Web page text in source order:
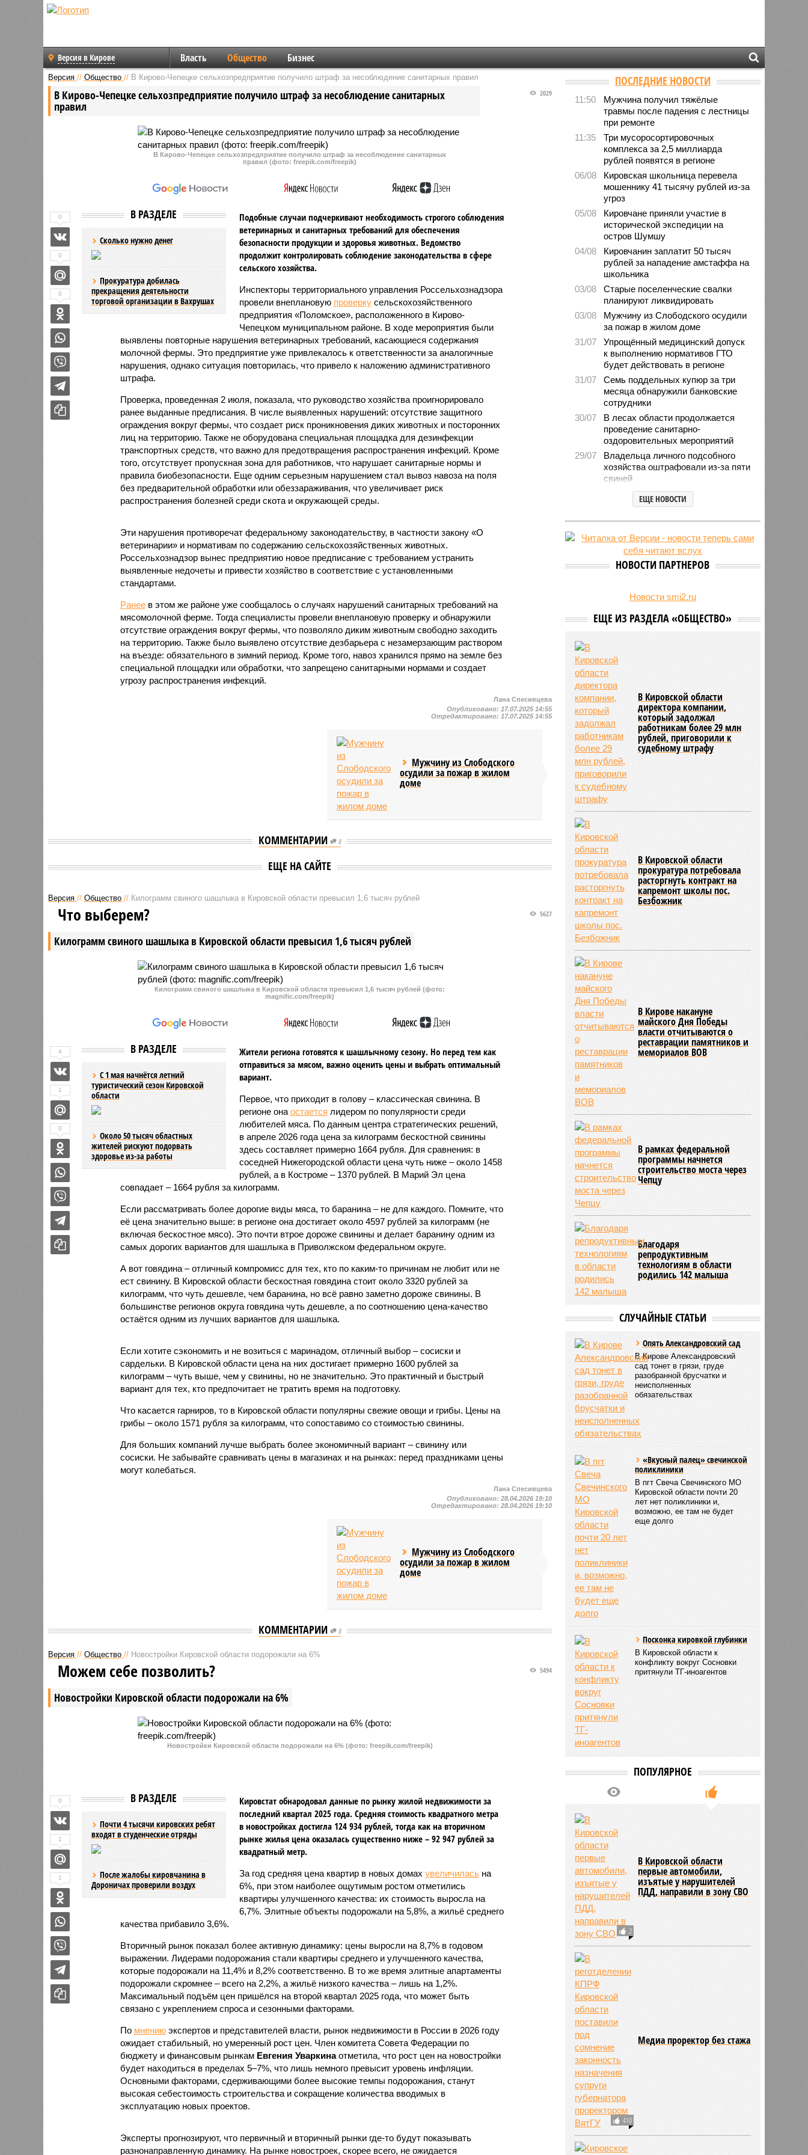
Версия в Кирове Власть Общество Бизнес
Версия // Общество // В Кирово-Чепецке сельхозпредприятие получило штраф за несоблюдение санитарных правил
В Кирово-Чепецке сельхозпредприятие получило штраф за несоблюдение санитарных
правил
2029
В Кирово-Чепецке сельхозпредприятие получило штраф за несоблюдение санитарных
правил (фото: freepik.com/freepik)
В РАЗДЕЛЕ
Сколько нужно денег
Прокуратура добилась
прекращения деятельности
торговой организации в Вахрушах
Подобные случаи подчеркивают необходимость строгого соблюдения
ветеринарных и санитарных требований для обеспечения
безопасности продукции и здоровья животных. Ведомство
продолжит контролировать соблюдение законодательства в сфере
сельского хозяйства.
Инспекторы территориального управления Россельхознадзора
провели внеплановую проверкусельскохозяйственного
предприятия «Поломское», расположенного в Кирово-
Чепецком муниципальном районе. В ходе мероприятия были
выявлены повторные нарушения ветеринарных требований, касающиеся содержания
молочной фермы. Это предприятие уже привлекалось к ответственности за аналогичные
нарушения, однако ситуация повторилась, что привело к наложению административного
штрафа.
Проверка, проведенная 2 июля, показала, что руководство хозяйства проигнорировало
ранее выданные предписания. В числе выявленных нарушений: отсутствие защитного
ограждения вокруг фермы, что создает риск проникновения диких животных и посторонних
лиц на территорию. Также не оборудована специальная площадка для дезинфекции
транспортных средств, что важно для предотвращения распространения инфекций. Кроме
того, отсутствует пропускная зона для работников, что нарушает санитарные нормы и
правила биобезопасности. Еще одним серьезным нарушением стал вывоз навоза на поля
без предварительной обработки или обеззараживания, что увеличивает риск
распространения болезней среди скота и окружающей среды.
Эти нарушения противоречат федеральному законодательству, в частности закону «О
ветеринарии» и нормативам по содержанию сельскохозяйственных животных.
Россельхознадзор вынес предприятию новое предписание с требованием устранить
выявленные недочеты и привести хозяйство в соответствие с установленными
стандартами.
Ранеев этом же районе уже сообщалось о случаях нарушений санитарных требований на
мясомолочной ферме. Тогда специалисты провели внеплановую проверку и обнаружили
отсутствие ограждения вокруг фермы, что позволяло диким животным свободно заходить
на территорию. Также было выявлено отсутствие дезбарьера с незамерзающим раствором
на въезде: обязательного в зимний период. Кроме того, навоз хранился прямо на земле без
специальной площадки или обработки, что запрещено санитарными нормами и создает
угрозу распространения инфекций.
0
0
0
Лана Спесивцева
Опубликовано: 17.07.2025 14:55
Отредактировано: 17.07.2025 14:55
Мужчину из Слободского
осудили за пожар в жилом
доме
КОММЕНТАРИИ 0
ЕЩЕ НА САЙТЕ
Версия // Общество // Килограмм свиного шашлыка в Кировской области превысил 1,6 тысяч рублей
Килограмм свиного шашлыка в Кировской области превысил 1,6 тысяч рублей
5627
Что выберем?
Килограмм свиного шашлыка в Кировской области превысил 1,6 тысяч рублей (фото:
magnific.com/freepik)
В РАЗДЕЛЕ
С 1 мая начнётся летний
туристический сезон Кировской
области
Около 50 тысяч областных
жителей рискуют подорвать
здоровье из-за работы
Жители региона готовятся к шашлычному сезону. Но перед тем как
отправиться за мясом, важно оценить цены и выбрать оптимальный
вариант.
Первое, что приходит в голову – классическая свинина. В
регионе она остается лидером по популярности среди
любителей мяса. По данным центра стратегических решений,
в апреле 2026 года цена за килограмм бескостной свинины
здесь составляет примерно 1664 рубля. Для сравнения: в
соседней Нижегородской области цена чуть ниже – около 1458
рублей, а в Костроме – 1370 рублей. В Марий Эл цена
совпадает – 1664 рубля за килограмм.
Если рассматривать более дорогие виды мяса, то баранина – не для каждого. Помните, что
её цена значительно выше: в регионе она достигает около 4597 рублей за килограмм (не
включая бескостное мясо). Это почти втрое дороже свинины и делает баранину одним из
самых дорогих вариантов для шашлыка в Приволжском федеральном округе.
А вот говядина – отличный компромисс для тех, кто по каким-то причинам не любит или не
ест свинину. В Кировской области бескостная говядина стоит около 3320 рублей за
килограмм, что чуть дешевле, чем баранина, но всё равно заметно дороже свинины. В
большинстве регионов округа говядина чуть дешевле, а по соотношению цена-качество
остаётся одним из лучших вариантов для шашлыка.
Если хотите сэкономить и не возиться с маринадом, отличный выбор – сосиски и
сардельки. В Кировской области цена на них достигает примерно 1600 рублей за
килограмм – чуть выше, чем у свинины, но не значительно. Это практичный и быстрый
вариант для тех, кто предпочитает не тратить время на подготовку.
Что касается гарниров, то в Кировской области популярны свежие овощи и грибы. Цены на
грибы – около 1571 рубля за килограмм, что сопоставимо со стоимостью свинины.
Для больших компаний лучше выбрать более экономичный вариант – свинину или
сосиски. Не забывайте сравнивать цены в магазинах и на рынках: перед праздниками цены
могут колебаться.
4
1
0
Лана Спесивцева
Опубликовано:28.04.2026 19:10
Отредактировано:28.04.2026 19:10
Мужчину из Слободского
осудили за пожар в жилом
доме
КОММЕНТАРИИ 0
Версия // Общество // Новостройки Кировской области подорожали на 6%
Новостройки Кировской области подорожали на 6%
5494
Можем себе позволить?
Новостройки Кировской области подорожали на 6% (фото: freepik.com/freepik)
В РАЗДЕЛЕ
Почти 4 тысячи кировских ребят
входят в студенческие отряды
После жалобы кировчанина в
Дороничах проверили воздух
Кировстат обнародовал данные по рынку жилой недвижимости за
последний квартал 2025 года. Средняя стоимость квадратного метра
в новостройках достигла 124 934 рублей, тогда как на вторичном
рынке жилья цена оказалась существенно ниже – 92 947 рублей за
квадратный метр.
За год средняя цена квартир в новых домах увеличиласьна
6%, при этом наиболее ощутимым ростом отметились
квартиры улучшенного качества: их стоимость выросла на
6,7%. Элитные объекты подорожали на 5,8%, а жильё среднего
качества прибавило 3,6%.
Вторичный рынок показал более активную динамику: цены выросли на 8,7% в годовом
выражении. Лидерами подорожания стали квартиры среднего и улучшенного качества,
которые подорожали на 11,4% и 8,2% соответственно. В то же время элитные апартаменты
подорожали скромнее – всего на 2,2%, а жильё низкого качества – лишь на 1,2%.
Максимальный подъём цен пришёлся на второй квартал 2025 года, что может быть
связано с укреплением спроса и сезонными факторами.
По мнениюэкспертов и представителей власти, рынок недвижимости в России в 2026 году
ожидает стабильный, но умеренный рост цен. Член комитета Совета Федерации по
бюджету и финансовым рынкам Евгения Уваркинаотметила, что рост цен на новостройки
будет находиться в пределах 5–7%, что лишь немного превысит уровень инфляции.
Основными факторами, сдерживающими более высокие темпы подорожания, станут
высокая себестоимость строительства и сокращение количества вводимых в
эксплуатацию новых проектов.
Эксперты прогнозируют, что первичный и вторичный рынки где-то будут показывать
разнонаправленную динамику. На рынке новостроек, скорее всего, не ожидается
0
1
1
ПОСЛЕДНИЕ НОВОСТИ
11:50
Мужчина получил тяжёлые
травмы после падения с лестницы
при ремонте
11:35
Три мусоросортировочных
комплекса за 2,5 миллиарда
рублей появятся в регионе
06/08
Кировская школьница перевела
мошеннику 41 тысячу рублей из-за
угроз
05/08
Кировчане приняли участие в
исторической экспедиции на
остров Шумшу
04/08
Кировчанин заплатит 50 тысяч
рублей за нападение амстаффа на
школьника
03/08
Старые поселенческие свалки
планируют ликвидировать
03/08
Мужчину из Слободского осудили
за пожар в жилом доме
31/07
Упрощённый медицинский допуск
к выполнению нормативов ГТО
будет действовать в регионе
31/07
Семь поддельных купюр за три
месяца обнаружили банковские
сотрудники
30/07
В лесах области продолжается
проведение санитарно-
оздоровительных мероприятий
29/07
Владельца личного подсобного
хозяйства оштрафовали из-за пяти
свиней
Шестерых кировчан хотят
поощрить за спасение ребёнка
27/07
Питание детей в лагерях
Пенсионеру должны выплатить
300 тысяч рублей после падения в
гололёд
предоставления госимущества в
ЕЩЕ НОВОСТИ
НОВОСТИ ПАРТНЕРОВ
Новости smi2.ru
ЕЩЕ ИЗ РАЗДЕЛА «ОБЩЕСТВО»
В Кировской области
директора компании,
который задолжал
работникам более 29 млн
рублей, приговорили к
судебному штрафу
В Кировской области
прокуратура потребовала
расторгнуть контракт на
капремонт школы пос.
Безбожник
В Кирове накануне
майского Дня Победы
власти отчитываются о
реставрации памятников и
мемориалов ВОВ
В рамках федеральной
программы начнется
строительство моста через
Чепцу
Благодаря
репродуктивным
технологиям в области
родились 142 малыша
СЛУЧАЙНЫЕ СТАТЬИ
Опять Александровский сад
В Кирове Александровский
сад тонет в грязи, груде
разобранной брусчатки и
неисполненных
обязательствах
«Вкусный палец» свечинской
поликлиники
В пгт Свеча Свечинского МО
Кировской области почти 20
лет нет поликлиники и,
возможно, ее там не будет
еще долго
Посконка кировкой глубинки
В Кировской области к
конфликту вокруг Сосновки
притянули ТГ-иноагентов
ПОПУЛЯРНОЕ
2
В Кировской области
первые автомобили,
изъятые у нарушителей
ПДД, направили в зону СВО
410
Медиа проректор без стажа